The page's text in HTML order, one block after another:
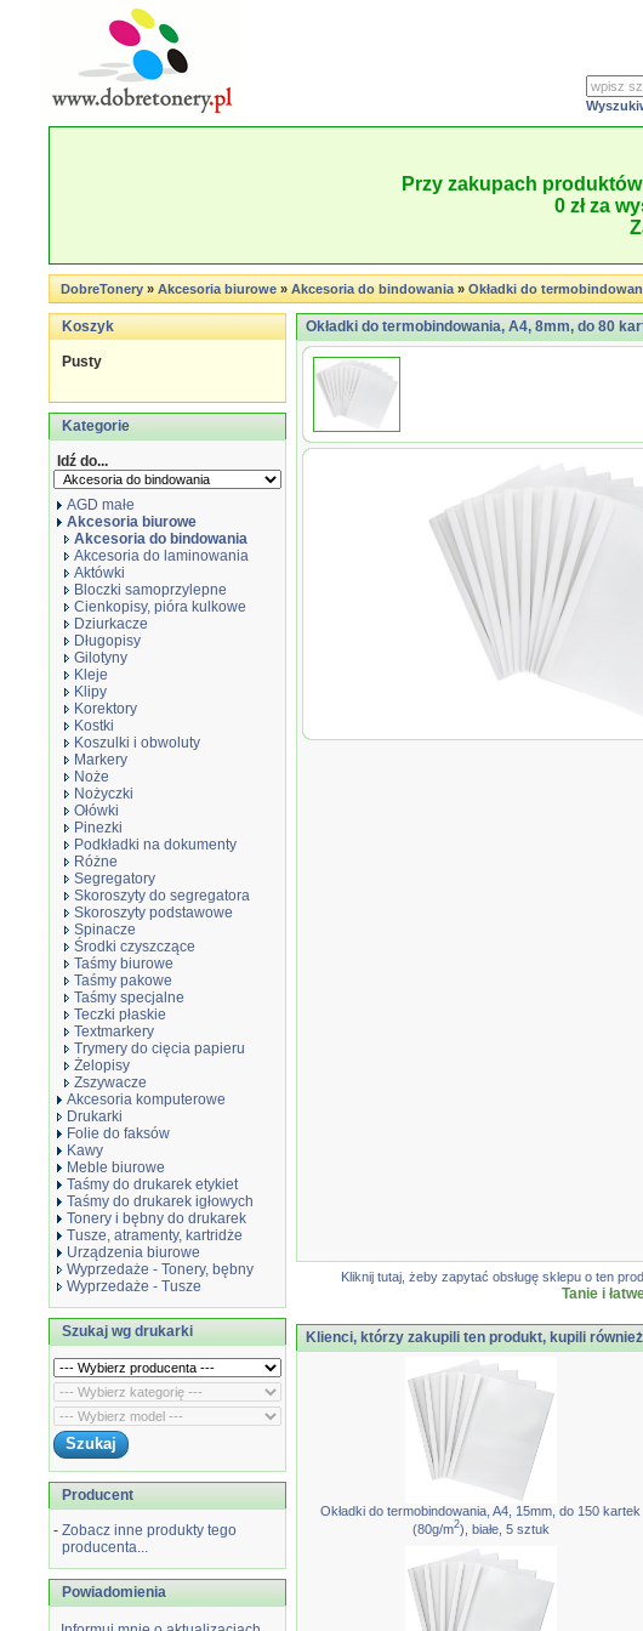
Przy zakupach
0 zł za
DobreTonery»Akcesoria biurowe»Akcesoria do bindowania»Okładki do
Koszyk
Pusty
Kategorie
Idź do...
AGD małe
Akcesoria biurowe
Akcesoria do bindowania
Akcesoria do laminowania
Aktówki
Bloczki samoprzylepne
Cienkopisy, pióra kulkowe
Dziurkacze
Długopisy
Gilotyny
Kleje
Klipy
Korektory
Kostki
Koszulki i obwoluty
Markery
Noże
Nożyczki
Ołówki
Pinezki
Podkładki na dokumenty
Różne
Segregatory
Skoroszyty do segregatora
Skoroszyty podstawowe
Spinacze
Środki czyszczące
Taśmy biurowe
Taśmy pakowe
Taśmy specjalne
Teczki płaskie
Textmarkery
Trymery do cięcia papieru
Żelopisy
Zszywacze
Akcesoria komputerowe
Drukarki
Folie do faksów
Kawy
Meble biurowe
Taśmy do drukarek etykiet
Taśmy do drukarek igłowych
Tonery i bębny do drukarek
Tusze, atramenty, kartridże
Urządzenia biurowe
Wyprzedaże - Tonery, bębny
Wyprzedaże - Tusze
Szukaj wg drukarki
Producent
- Zobacz inne produkty tego
producenta...
Powiadomienia
Okładki do termobindowania, A4, 8mm, do 80
Okładki do termobindowania,
Kliknij tutaj, żeby zapytać obsługę sklepu o ten
Tanie i
Klienci, którzy zakupili ten produkt, kupili
Okładki do termobindowania, A4, 15mm, do 150 kartek
(80g/m2), białe, 5 sztuk